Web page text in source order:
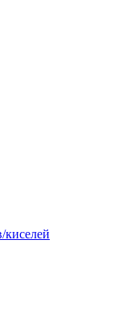
киселей